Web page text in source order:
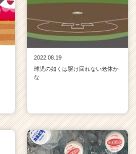
2022.08.19
球児の如くは駆け回れない老体か
な